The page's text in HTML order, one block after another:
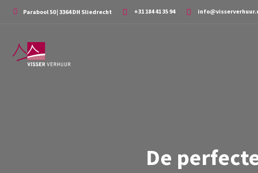
Parabool 50 | 3364 DH Sliedrecht +31 184 41 35 94
De